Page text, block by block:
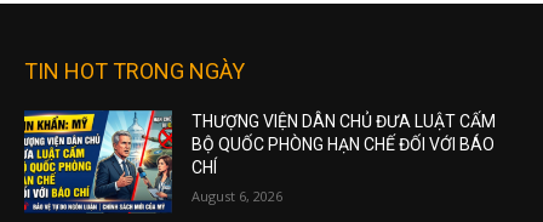
TIN HOT TRONG NGÀY
THƯỢNG VIỆN DÂN CHỦ ĐƯA LUẬT CẤM
BỘ QUỐC PHÒNG HẠN CHẾ ĐỐI VỚI BÁO
CHÍ
August 6, 2026